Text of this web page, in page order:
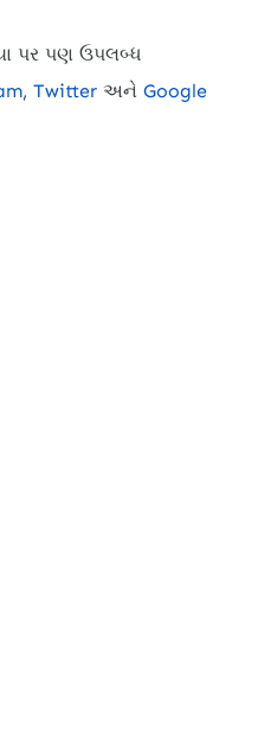
પર પણ ઉપલબ્ધ
, Twitter અને Google